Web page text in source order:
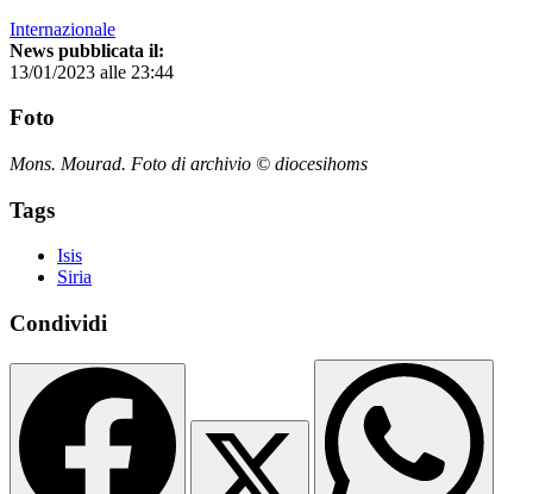
Internazionale
News pubblicata il:
13/01/2023 alle 23:44
Foto
Mons. Mourad. Foto di archivio © diocesihoms
Tags
Isis
Siria
Condividi